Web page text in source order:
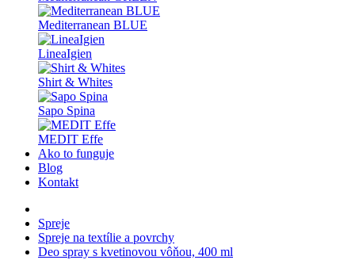
Mediterranean BLUE
LineaIgien
Shirt & Whites
Sapo Spina
MEDIT Effe
Ako to funguje
Blog
Kontakt
Spreje
Spreje na textílie a povrchy
Deo spray s kvetinovou vôňou, 400 ml